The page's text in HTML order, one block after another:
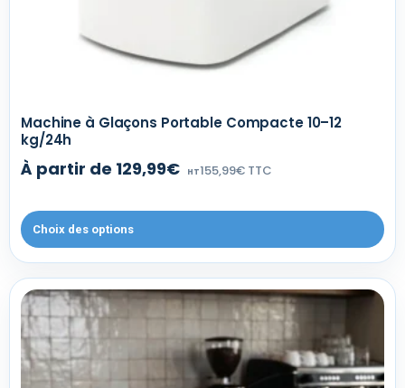
Machine à Glaçons Portable Compacte 10–12
kg/24h
À partir de 129,99€ HT155,99€ TTC
Choix des options